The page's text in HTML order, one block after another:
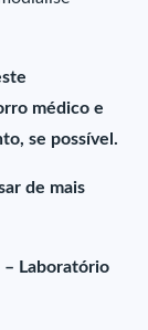
médico e
se possível.
de mais
– Laboratório